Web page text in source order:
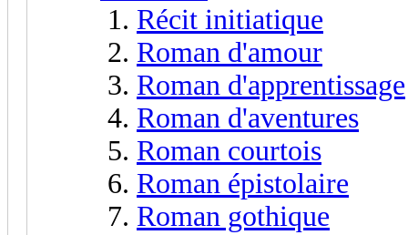
Récit initiatique
Roman d'amour
Roman d'apprentissage
Roman d'aventures
Roman courtois
Roman épistolaire
Roman gothique